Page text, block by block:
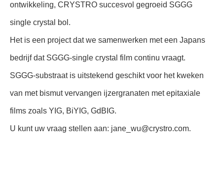
ontwikkeling, CRYSTRO succesvol gegroeid SGGG
single crystal bol.
Het is een project dat we samenwerken met een Japans
bedrijf dat SGGG-single crystal film continu vraagt.
SGGG-substraat is uitstekend geschikt voor het kweken
van met bismut vervangen ijzergranaten met epitaxiale
films zoals YIG, BiYIG, GdBIG.
U kunt uw vraag stellen aan: jane_wu@crystro.com.